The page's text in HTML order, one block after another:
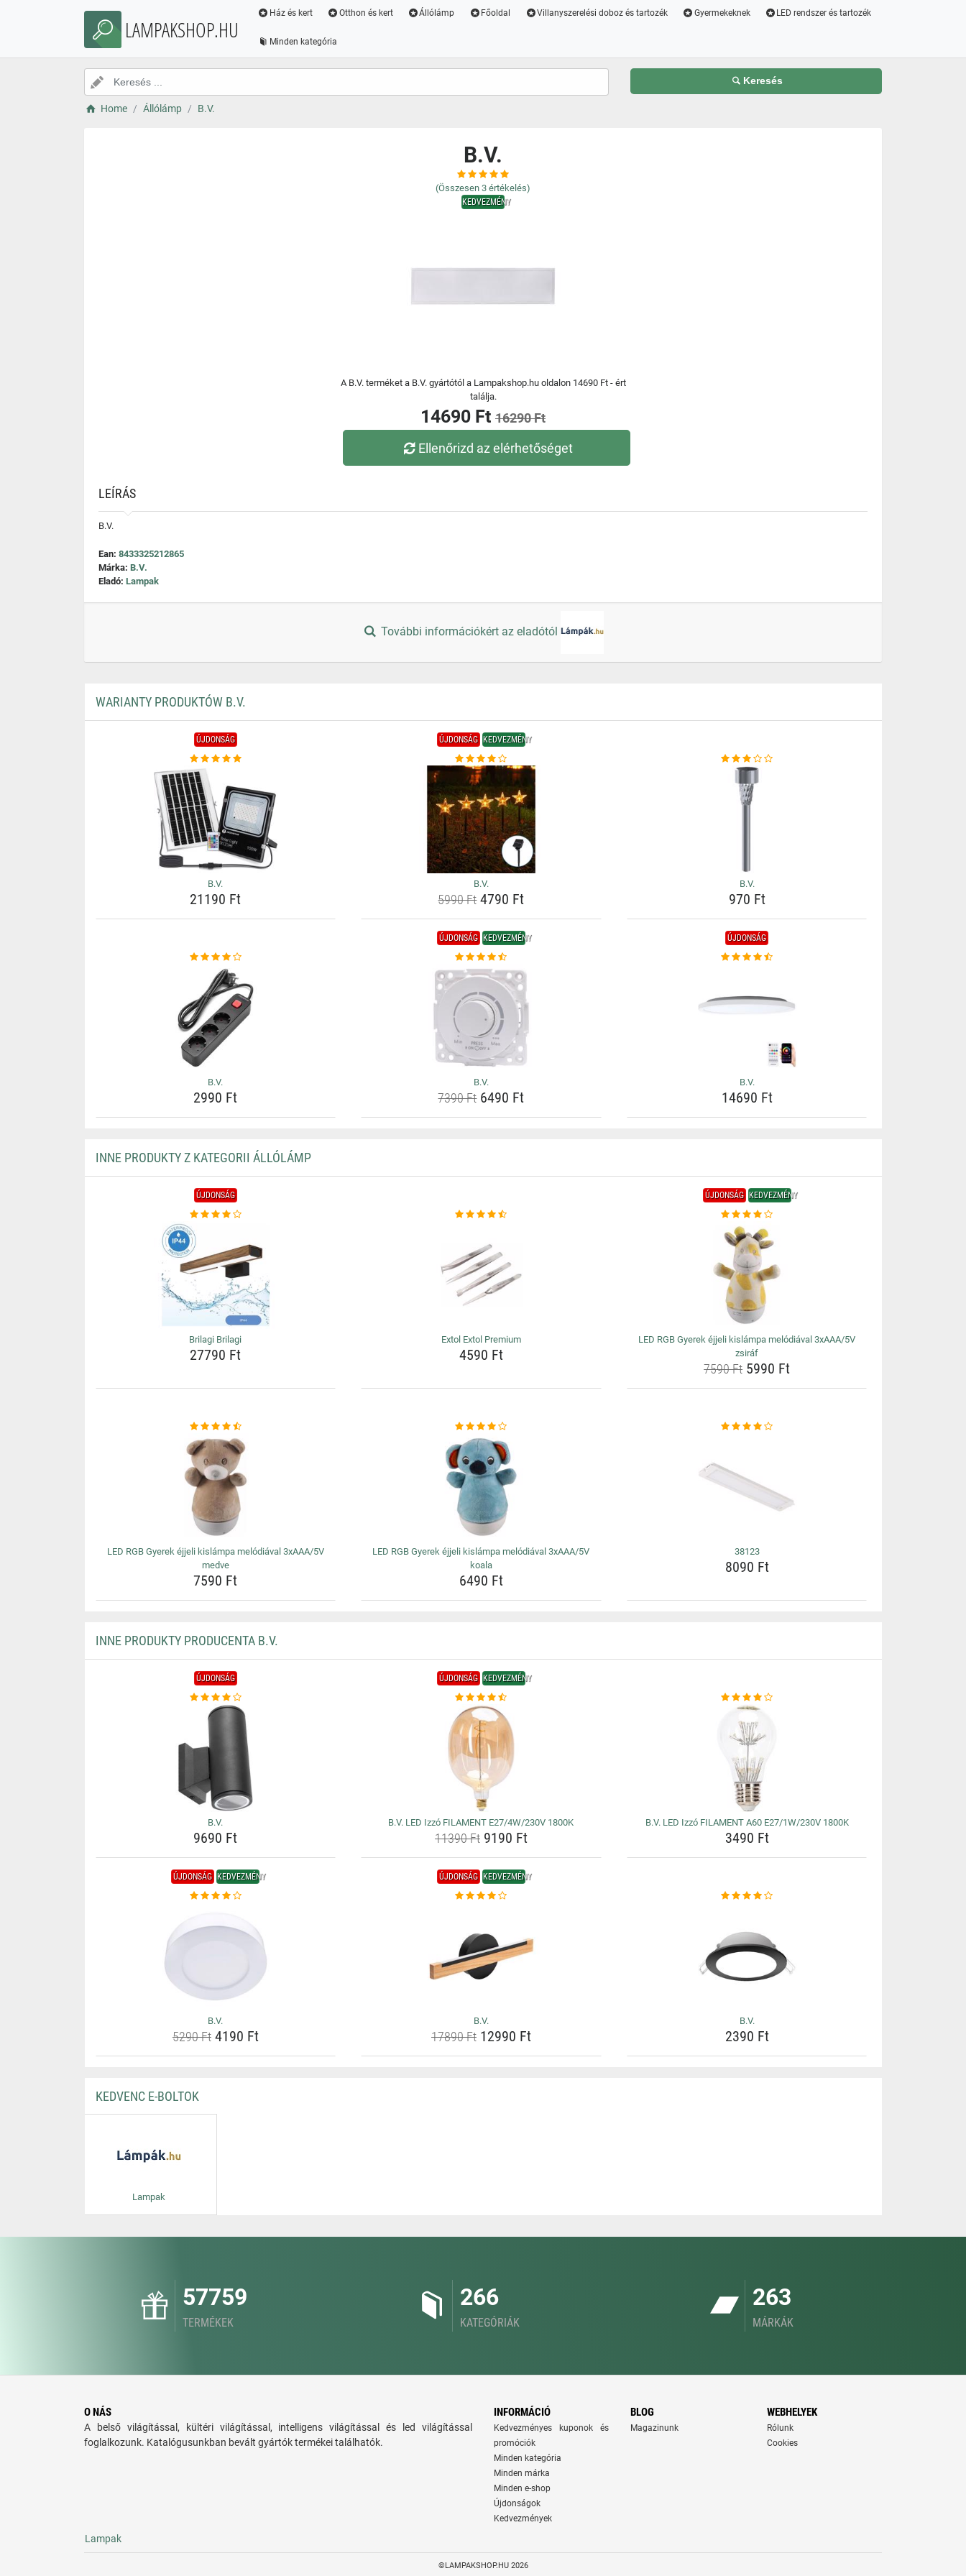
LAMPAKSHOP.HU
Ház és kert Otthon és kert Állólámp Főoldal Villanyszerelési doboz és tartozék Gyermekeknek LED rendszer és tartozék
Minden kategória
Keresés
Home Állólámp B.V.
B.V.
(Összesen 3 értékelés)
KEDVEZMÉNY
A B.V. terméket a B.V. gyártótól a Lampakshop.hu oldalon 14690 Ft - ért
találja.
14690 Ft 16290 Ft
Ellenőrizd az elérhetőséget
LEÍRÁS
B.V.
Ean: 8433325212865
Márka: B.V.
Eladó: Lampak
További információkért az eladótól
WARIANTY PRODUKTÓW B.V.
ÚJDONSÁG
B.V.
21190 Ft
ÚJDONSÁG KEDVEZMÉNY
B.V.
5990 Ft4790 Ft
B.V.
970 Ft
B.V.
2990 Ft
ÚJDONSÁG KEDVEZMÉNY
B.V.
7390 Ft6490 Ft
ÚJDONSÁG
B.V.
14690 Ft
INNE PRODUKTY Z KATEGORII ÁLLÓLÁMP
ÚJDONSÁG
Brilagi Brilagi
27790 Ft
Extol Extol Premium
4590 Ft
ÚJDONSÁG KEDVEZMÉNY
LED RGB Gyerek éjjeli kislámpa melódiával 3xAAA/5V
zsiráf
7590 Ft 5990 Ft
LED RGB Gyerek éjjeli kislámpa melódiával 3xAAA/5V
medve
7590 Ft
LED RGB Gyerek éjjeli kislámpa melódiával 3xAAA/5V
koala
6490 Ft
38123
8090 Ft
INNE PRODUKTY PRODUCENTA B.V.
ÚJDONSÁG
B.V.
9690 Ft
ÚJDONSÁG KEDVEZMÉNY
B.V. LED Izzó FILAMENT E27/4W/230V 1800K
11390 Ft9190 Ft
B.V. LED Izzó FILAMENT A60 E27/1W/230V 1800K
3490 Ft
ÚJDONSÁG KEDVEZMÉNY
B.V.
5290 Ft4190 Ft
ÚJDONSÁG KEDVEZMÉNY
B.V.
17890 Ft12990 Ft
B.V.
2390 Ft
KEDVENC E-BOLTOK
Lampak
57759
TERMÉKEK
266
KATEGÓRIÁK
263
MÁRKÁK
O NÁS
A belső világítással, kültéri világítással, intelligens világítással és led világítással
foglalkozunk. Katalógusunkban bevált gyártók termékei találhatók.
INFORMÁCIÓ
Kedvezményes kuponok és
promóciók
Minden kategória
Minden márka
Minden e-shop
Újdonságok
Kedvezmények
BLOG
Magazinunk
WEBHELYEK
Rólunk
Cookies
Lampak
©LAMPAKSHOP.HU 2026